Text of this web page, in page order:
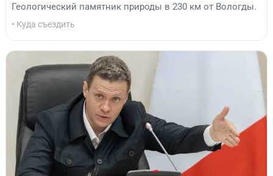
Геологический памятник природы в 230 км от Вологды.
• Куда съездить